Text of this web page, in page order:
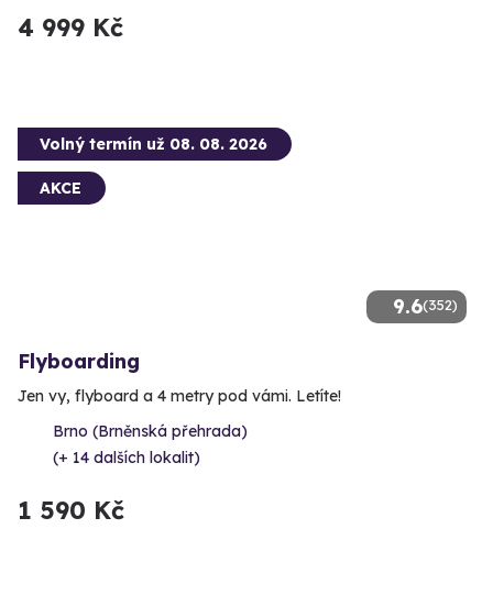
4 999 Kč
9.6(352)
Volný termín už 08. 08. 2026
AKCE
Flyboarding
Jen vy, flyboard a 4 metry pod vámi. Letíte!
Brno (Brněnská přehrada)
(+ 14 dalších lokalit)
1 590 Kč